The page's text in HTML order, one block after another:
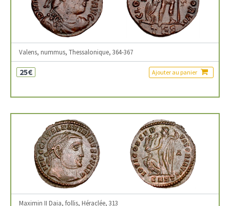
Valens, nummus, Thessalonique, 364-367
25€ Ajouter au panier
Maximin II Daia, follis, Héraclée, 313